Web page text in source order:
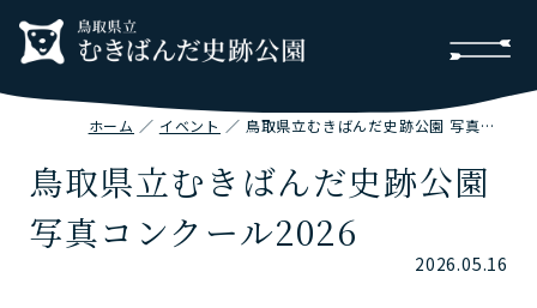
ホーム イベント 鳥取県立むきばんだ史跡公園 写真コンクール2026
鳥取県立むきばんだ史跡公園
写真コンクール2026
2026.05.16